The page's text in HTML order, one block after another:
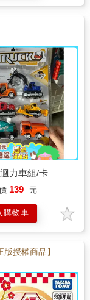
力車組/卡
139 元
購物車
版授權商品】